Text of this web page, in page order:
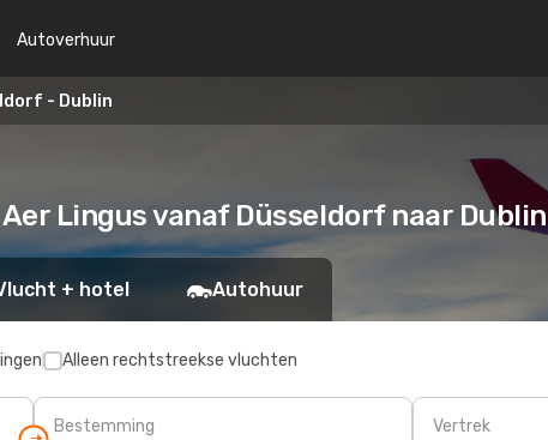
Autoverhuur
- Dublin
Lingus vanaf Düsseldorf naar Dublin
+ hotel Autohuur
Alleen rechtstreekse vluchten
Bestemming Vertrek